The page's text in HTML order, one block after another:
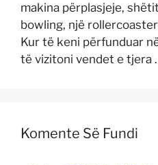
makina përplasjeje,
bowling, një
Kur të keni përfunduar
të vizitoni vendet e tjera
Komente Së Fundi